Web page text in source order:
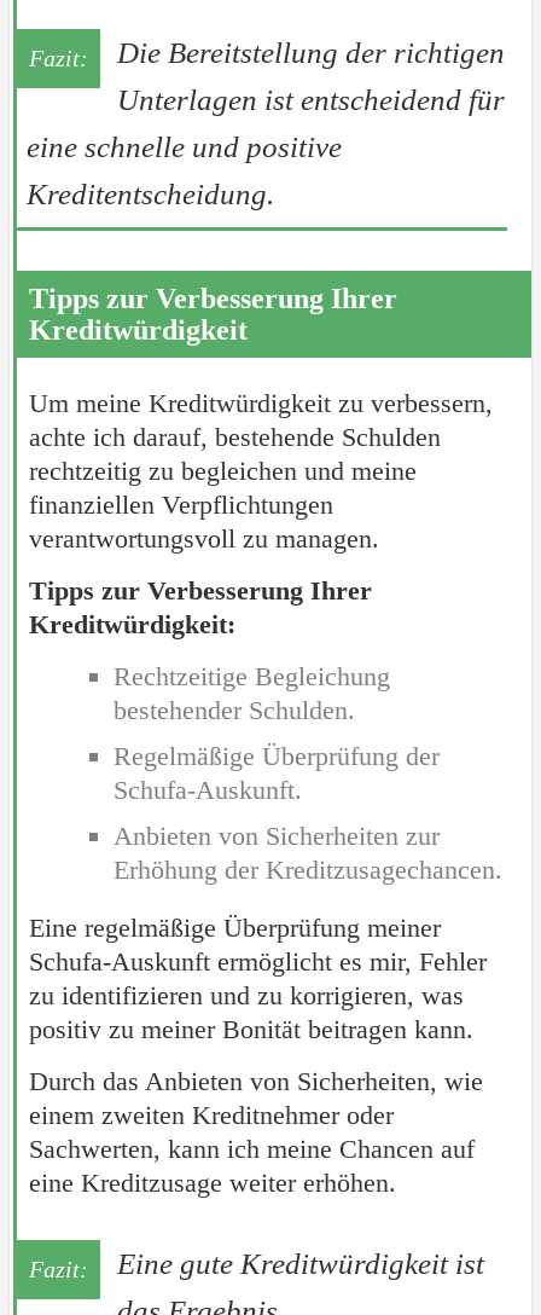
Die Bereitstellung der richtigen
Unterlagen ist entscheidend für
eine schnelle und positive
Kreditentscheidung.
Tipps zur Verbesserung Ihrer
Kreditwürdigkeit
Um meine Kreditwürdigkeit zu verbessern,
achte ich darauf, bestehende Schulden
rechtzeitig zu begleichen und meine
finanziellen Verpflichtungen
verantwortungsvoll zu managen.
Tipps zur Verbesserung Ihrer
Kreditwürdigkeit:
Rechtzeitige Begleichung
bestehender Schulden.
Regelmäßige Überprüfung der
Schufa-Auskunft.
Anbieten von Sicherheiten zur
Erhöhung der Kreditzusagechancen.
Eine regelmäßige Überprüfung meiner
Schufa-Auskunft ermöglicht es mir, Fehler
zu identifizieren und zu korrigieren, was
positiv zu meiner Bonität beitragen kann.
Durch das Anbieten von Sicherheiten, wie
einem zweiten Kreditnehmer oder
Sachwerten, kann ich meine Chancen auf
eine Kreditzusage weiter erhöhen.
Eine gute Kreditwürdigkeit ist